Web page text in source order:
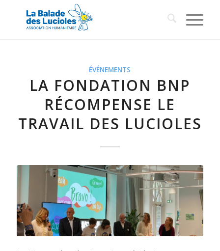
ÉVÉNEMENTS
LA FONDATION BNP
RÉCOMPENSE LE
TRAVAIL DES LUCIOLES